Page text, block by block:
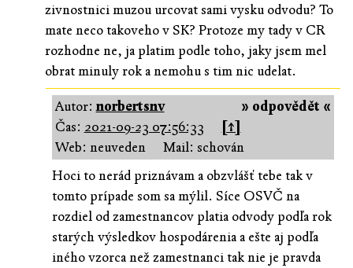
zivnostnici muzou urcovat sami vysku odvodu? To
mate neco takoveho v SK? Protoze my tady v CR
rozhodne ne, ja platim podle toho, jaky jsem mel
obrat minuly rok a nemohu s tim nic udelat.
» odpovědět «
Autor:norbertsnv
Čas: 2021-09-23 07:56:33
[↑]
Web: neuveden
Mail: schován
Hoci to nerád priznávam a obzvlášť tebe tak v
tomto prípade som sa mýlil. Síce OSVČ na
rozdiel od zamestnancov platia odvody podľa rok
starých výsledkov hospodárenia a ešte aj podľa
iného vzorca než zamestnanci tak nie je pravda